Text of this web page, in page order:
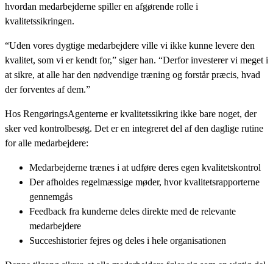
hvordan medarbejderne spiller en afgørende rolle i
kvalitetssikringen.
“Uden vores dygtige medarbejdere ville vi ikke kunne levere den
kvalitet, som vi er kendt for,” siger han. “Derfor investerer vi meget i
at sikre, at alle har den nødvendige træning og forstår præcis, hvad
der forventes af dem.”
Hos RengøringsAgenterne er kvalitetssikring ikke bare noget, der
sker ved kontrolbesøg. Det er en integreret del af den daglige rutine
for alle medarbejdere:
Medarbejderne trænes i at udføre deres egen kvalitetskontrol
Der afholdes regelmæssige møder, hvor kvalitetsrapporterne
gennemgås
Feedback fra kunderne deles direkte med de relevante
medarbejdere
Succeshistorier fejres og deles i hele organisationen